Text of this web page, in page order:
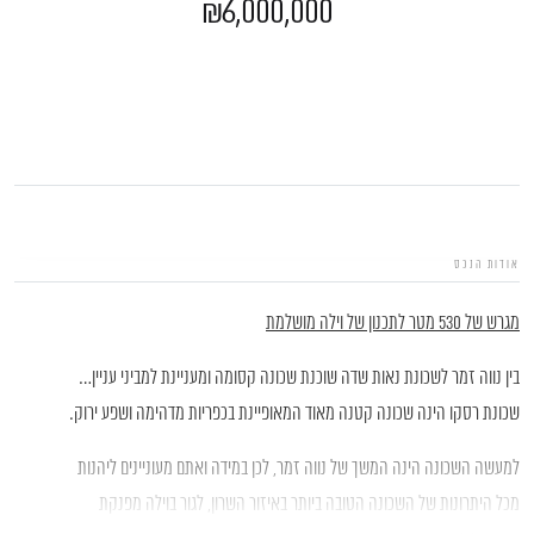
גלגלי הפלדה 7, הרצליה פיתוח
053-3524653
₪6,000,000
אודות הנכס
מגרש של 530 מטר לתכנון של וילה מושלמת
בין נווה זמר לשכונת נאות שדה שוכנת שכונה קסומה ומעניינת למביני עניין…
שכונת רסקו הינה שכונה קטנה מאוד המאופיינת בכפריות מדהימה ושפע ירוק.
למעשה השכונה הינה המשך של נווה זמר, לכן במידה ואתם מעוניינים ליהנות
מכל היתרונות של השכונה הטובה ביותר באיזור השרון, לגור בוילה מפנקת